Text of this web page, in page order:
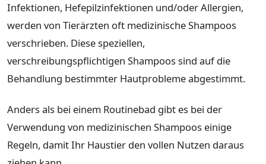
Infektionen, Hefepilzinfektionen und/oder Allergien,
werden von Tierärzten oft medizinische Shampoos
verschrieben. Diese speziellen,
verschreibungspflichtigen Shampoos sind auf die
Behandlung bestimmter Hautprobleme abgestimmt.
Anders als bei einem Routinebad gibt es bei der
Verwendung von medizinischen Shampoos einige
Regeln, damit Ihr Haustier den vollen Nutzen daraus